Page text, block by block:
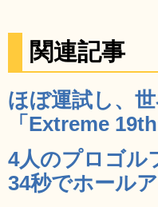
関連記事
ほぼ運試し、
「Extreme
4人のプロゴル
34秒でホール